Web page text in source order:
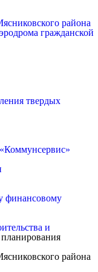
района
гражданской
твердых
финансовому
и
района